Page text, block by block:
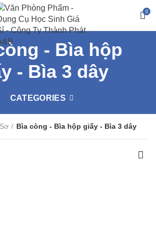
0
- Bìa hộp
- Bìa 3 dây
CATEGORIES
Bìa còng - Bìa hộp giấy - Bìa 3 dây